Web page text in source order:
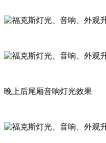
晚上后尾厢音响灯光效果